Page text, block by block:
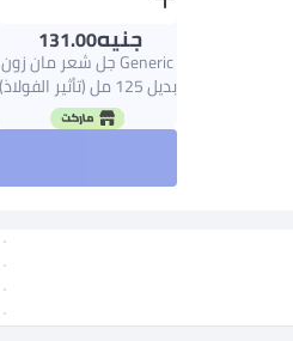
جنيه131.00
Generic جل شعر مان زون
بديل 125 مل (تأثير الفولاذ)